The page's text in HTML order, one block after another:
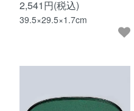
2,541円(税込)
39.5×29.5×1.7cm